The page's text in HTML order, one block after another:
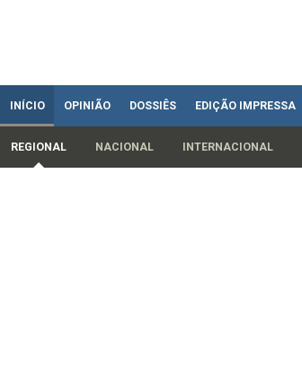
INÍCIO OPINIÃO DOSSIÊS EDIÇÃO IMPRESSA
REGIONAL NACIONAL INTERNACIONAL